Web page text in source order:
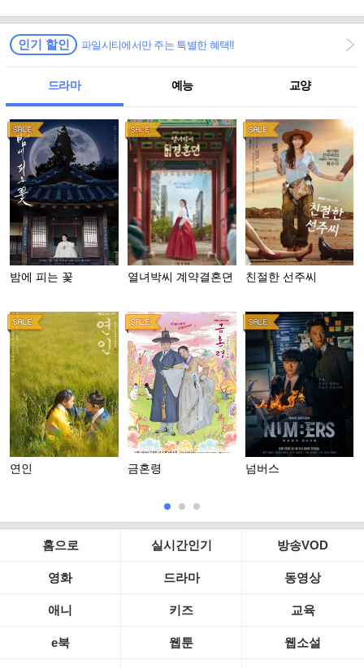
인기 할인 파일시티에서만 주는 특별한 혜택!!
드라마 예능 교양
밤에 피는 꽃 열녀박씨 계약결혼뎐 친절한 선주씨
연인 금혼령 넘버스
홈으로 실시간인기 방송VOD
영화 드라마 동영상
애니 키즈 교육
e북 웹툰 웹소설